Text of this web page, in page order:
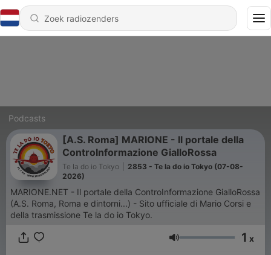
Podcasts
[A.S. Roma] MARIONE - Il portale della
ControInformazione GialloRossa
Te la do io Tokyo
2853 - Te la do io Tokyo (07-08-
2026)
MARIONE.NET - Il portale della ControInformazione GialloRossa
(A.S. Roma, Roma e dintorni...) - Sito ufficiale di Mario Corsi e
della trasmissione Te la do io Tokyo.
Volume 1 x